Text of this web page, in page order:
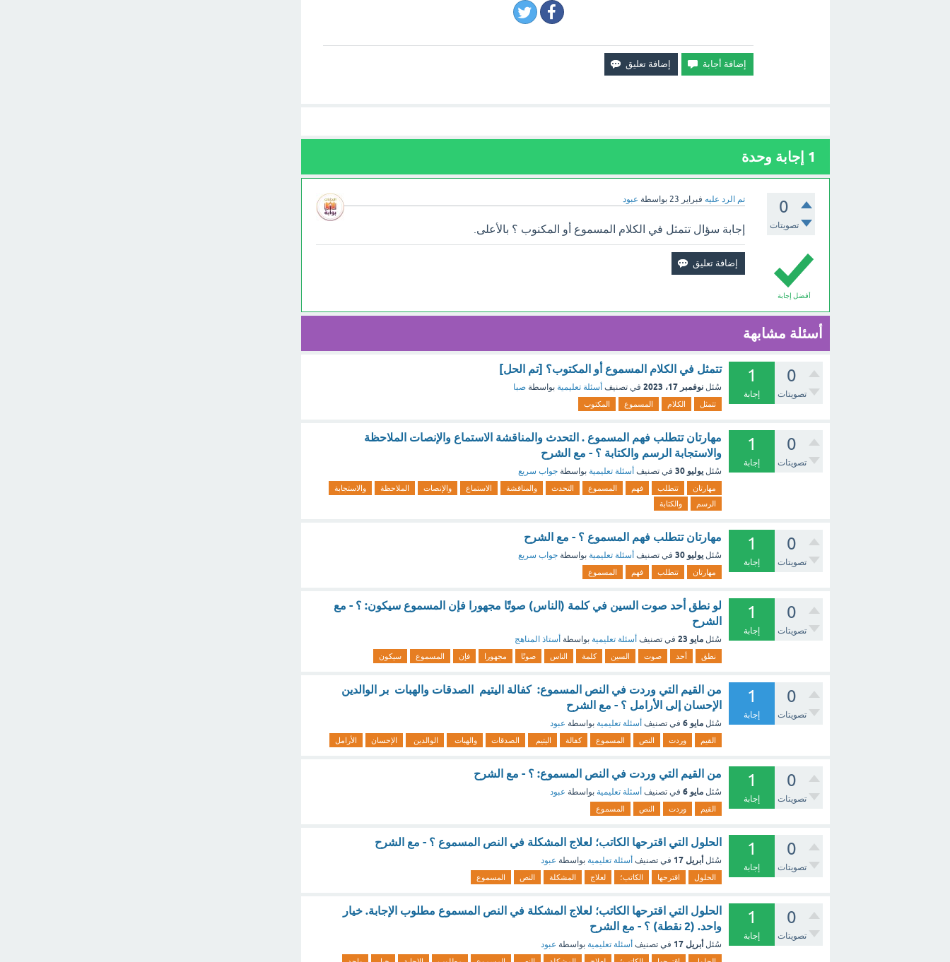
1 إجابة وحدة
0
تصويتات
تم الرد عليه فبراير 23 بواسطة عبود
أفضل إجابة
إجابة سؤال تتمثل في الكلام المسموع أو المكنوب ؟ بالأعلى.
أسئلة مشابهة
0
تصويتات
1
إجابة
تتمثل في الكلام المسموع أو المكتوب؟ [تم الحل]
سُئل نوفمبر 17، 2023 في تصنيف أسئلة تعليمية بواسطة صبا
تتمثل الكلام المسموع المكتوب
0
تصويتات
1
إجابة
مهارتان تتطلب فهم المسموع . التحدث والمناقشة الاستماع والإنصات الملاحظة
والاستجابة الرسم والكتابة ؟ - مع الشرح
سُئل يوليو 30 في تصنيف أسئلة تعليمية بواسطة جواب سريع
مهارتان تتطلب فهم المسموع التحدث والمناقشة الاستماع والإنصات الملاحظة
والاستجابة
الرسم
والكتابة
0
تصويتات
1
إجابة
مهارتان تتطلب فهم المسموع ؟ - مع الشرح
سُئل يوليو 30 في تصنيف أسئلة تعليمية بواسطة جواب سريع
مهارتان تتطلب فهم المسموع
0
تصويتات
1
إجابة
لو نطق أحد صوت السين في كلمة (الناس) صوتًا مجهورا فإن المسموع سيكون: ؟ - مع
الشرح
سُئل مايو 23 في تصنيف أسئلة تعليمية بواسطة أستاذ المناهج
نطق أحد صوت السين كلمة الناس صوتًا مجهورا فإن المسموع سيكون
0
تصويتات
1
إجابة
من القيم التي وردت في النص المسموع: كفالة اليتيم الصدقات والهبات بر الوالدين
الإحسان إلى الأرامل ؟ - مع الشرح
سُئل مايو 6 في تصنيف أسئلة تعليمية بواسطة عبود
القيم وردت النص المسموع كفالة اليتيم الصدقات والهبات الوالدين الإحسان الأرامل
0
تصويتات
1
إجابة
من القيم التي وردت في النص المسموع: ؟ - مع الشرح
سُئل مايو 6 في تصنيف أسئلة تعليمية بواسطة عبود
القيم وردت النص المسموع
0
تصويتات
1
إجابة
الحلول التي اقترحها الكاتب؛ لعلاج المشكلة في النص المسموع ؟ - مع الشرح
سُئل أبريل 17 في تصنيف أسئلة تعليمية بواسطة عبود
الحلول اقترحها الكاتب؛ لعلاج المشكلة النص المسموع
0
تصويتات
1
إجابة
الحلول التي اقترحها الكاتب؛ لعلاج المشكلة في النص المسموع مطلوب الإجابة. خيار
واحد. (2 نقطة) ؟ - مع الشرح
سُئل أبريل 17 في تصنيف أسئلة تعليمية بواسطة عبود